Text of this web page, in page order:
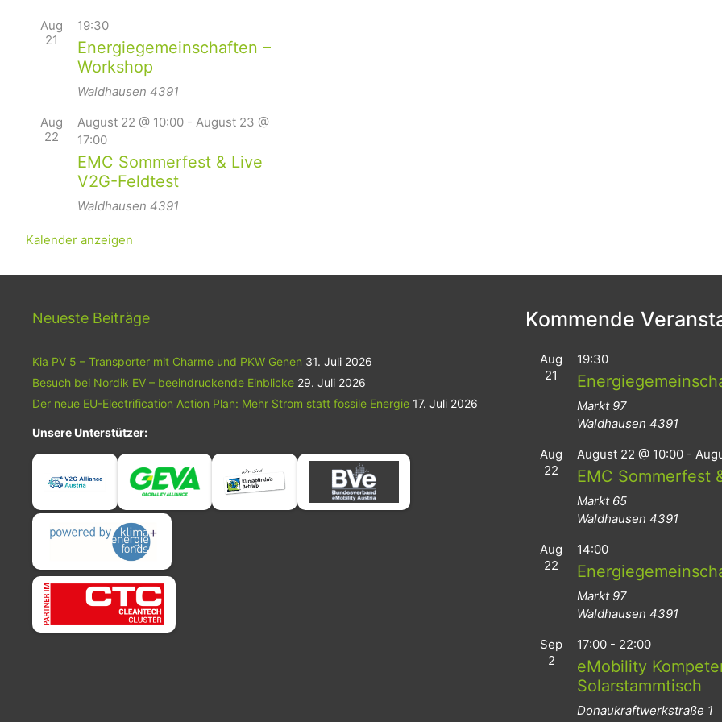
Aug
21
19:30
Energiegemeinschaften –
Workshop
Waldhausen 4391
Aug
22
August 22 @ 10:00 - August 23 @
17:00
EMC Sommerfest & Live
V2G-Feldtest
Waldhausen 4391
Kalender anzeigen
Neueste Beiträge
Kia PV 5 – Transporter mit Charme und PKW Genen 31. Juli 2026
Besuch bei Nordik EV – beeindruckende Einblicke 29. Juli 2026
Der neue EU-Electrification Action Plan: Mehr Strom statt fossile Energie 17. Juli 2026
Unsere Unterstützer:
Kommende
Aug
21
19:30
Markt 97
Waldhausen 4391
Aug
22
August 22 @ 10:00 -
EMC Sommerfest
Markt 65
Waldhausen 4391
Aug
22
14:00
Markt 97
Waldhausen 4391
Sep
2
17:00 - 22:00
eMobility
Solarstammtisch
Donaukraftwerkstraße 1